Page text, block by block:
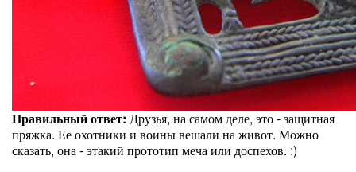
Правильный ответ: Друзья, на самом деле, это - защитная
пряжка. Ее охотники и воины вешали на живот. Можно
сказать, она - этакий прототип меча или доспехов. :)